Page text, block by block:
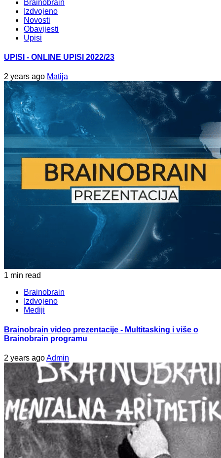
Brainobrain
Izdvojeno
Novosti
Obavijesti
Upisi
UPISI - ONLINE UPISI 2022/23
2 years ago Matija
1 min read
Brainobrain
Izdvojeno
Mediji
Brainobrain video prezentacije - Multitasking i više o
Brainobrain programu
2 years agoAdmin